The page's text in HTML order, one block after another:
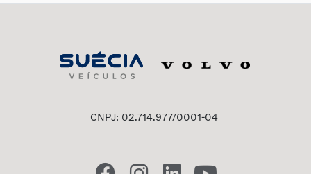
CNPJ: 02.714.977/0001-04